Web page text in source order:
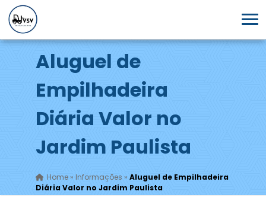
Aluguel de
Empilhadeira
Diária Valor no
Jardim Paulista
Home» Informações » Aluguel de Empilhadeira
Diária Valor no Jardim Paulista